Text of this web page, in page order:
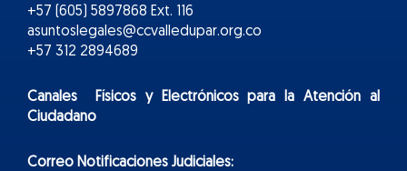
+57 (605) 5897868 Ext. 116
asuntoslegales@ccvalledupar.org.co
+57 312 2894689
Canales Físicos yElectrónicospara la Atención al
Ciudadano
Correo Notificaciones Judiciales: